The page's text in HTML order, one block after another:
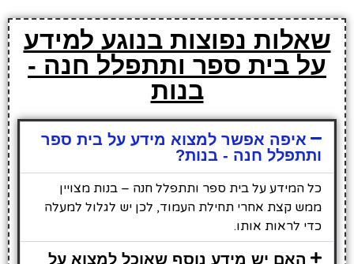
שאלות נפוצות בנוגע למידע
על בית ספר ותתפלל חנה -
בנות
איפה אפשר למצוא מידע על בית ספר
ותתפלל חנה - בנות?
כל המידע על בית ספר ותתפלל חנה – בנות מצויין
ממש קצת אחרי תחילת העמוד, לכן יש לגלול למעלה
כדי לראות אותו.
האם יש מידע נוסף שאוכל למצוא על